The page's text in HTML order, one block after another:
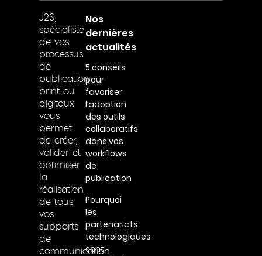
J2S,
spécialiste
de vos
processus
de
publication
print ou
digitaux
vous
permet
de créer,
valider et
optimiser
la
réalisation
de tous
vos
supports
de
communication
Nos
dernières
actualités
5 conseils
pour
favoriser
l’adoption
des outils
collaboratifs
dans vos
workflows
de
publication
Pourquoi
les
partenariats
technologiques
sont